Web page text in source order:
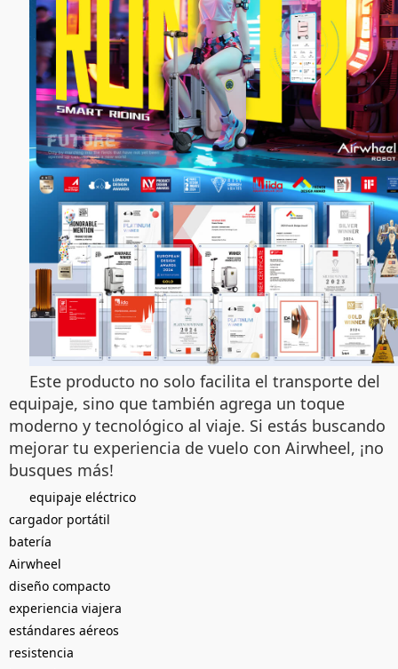
Este producto no solo facilita el transporte del
equipaje, sino que también agrega un toque
moderno y tecnológico al viaje. Si estás buscando
mejorar tu experiencia de vuelo con Airwheel, ¡no
busques más!
equipaje eléctrico
cargador portátil
batería
Airwheel
diseño compacto
experiencia viajera
estándares aéreos
resistencia